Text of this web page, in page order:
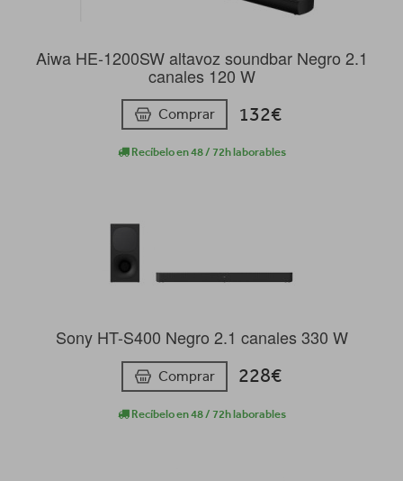
Aiwa HE-1200SW altavoz soundbar Negro 2.1
canales 120 W
Comprar 132€
Recíbelo en 48 / 72h laborables
Sony HT-S400 Negro 2.1 canales 330 W
Comprar 228€
Recíbelo en 48 / 72h laborables